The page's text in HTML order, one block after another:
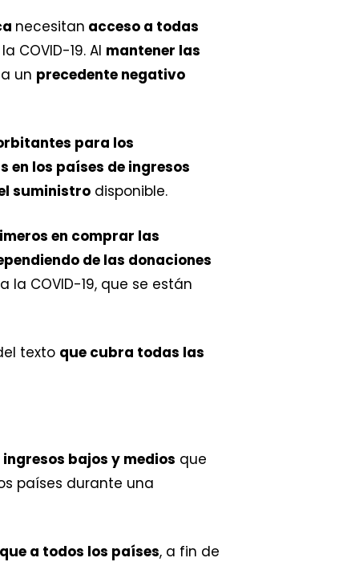
necesitan acceso a todas
COVID-19. Al mantener las
un precedente negativo
para los
en los países de ingresos
suministro disponible.
en comprar las
de las donaciones
la COVID-19, que se están
texto que cubra todas las
bajos y medios que
países durante una
a todos los países, a fin de